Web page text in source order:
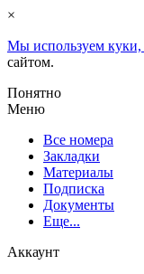
×
Мы используем куки,
сайтом.
Понятно
Меню
Все номера
Закладки
Материалы
Подписка
Документы
Еще...
Аккаунт